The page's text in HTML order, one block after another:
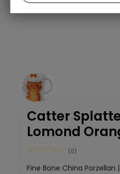
Catter
Lomond
(0)
Fine Bone China Porzellan